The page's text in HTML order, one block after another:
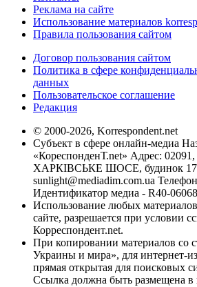
Реклама на сайте
Использование материалов
Правила пользования сайтом
Договор пользования сайтом
Политика в сфере
данных
Пользовательское соглашение
Редакция
© 2000-2026, Korrespondent.net
Субъект в сфере онлайн-медиа
«КореспонденТ.net» Адрес: 02091,
ХАРКІВСЬКЕ ШОСЕ, будинок
sunlight@mediadim.com.ua
Идентификатор медиа - R40-06068
Использование любых
сайте, разрешается при условии
Корреспондент.net.
При копировании материалов со
Украины и мира», для интернет-
прямая открытая для поисковых
Ссылка должна быть размещена в